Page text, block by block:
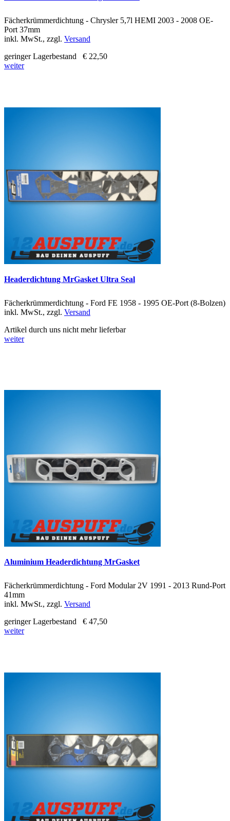
Fächerkrümmerdichtung - Chrysler 5,7l HEMI 2003 - 2008 OE-
Port 37mm
inkl. MwSt., zzgl. Versand
geringer Lagerbestand
€ 22,50
weiter
Headerdichtung MrGasket Ultra Seal
Fächerkrümmerdichtung - Ford FE 1958 - 1995 OE-Port (8-Bolzen)
inkl. MwSt., zzgl. Versand
Artikel durch uns nicht mehr lieferbar
weiter
Aluminium Headerdichtung MrGasket
Fächerkrümmerdichtung - Ford Modular 2V 1991 - 2013 Rund-Port
41mm
inkl. MwSt., zzgl. Versand
geringer Lagerbestand
€ 47,50
weiter